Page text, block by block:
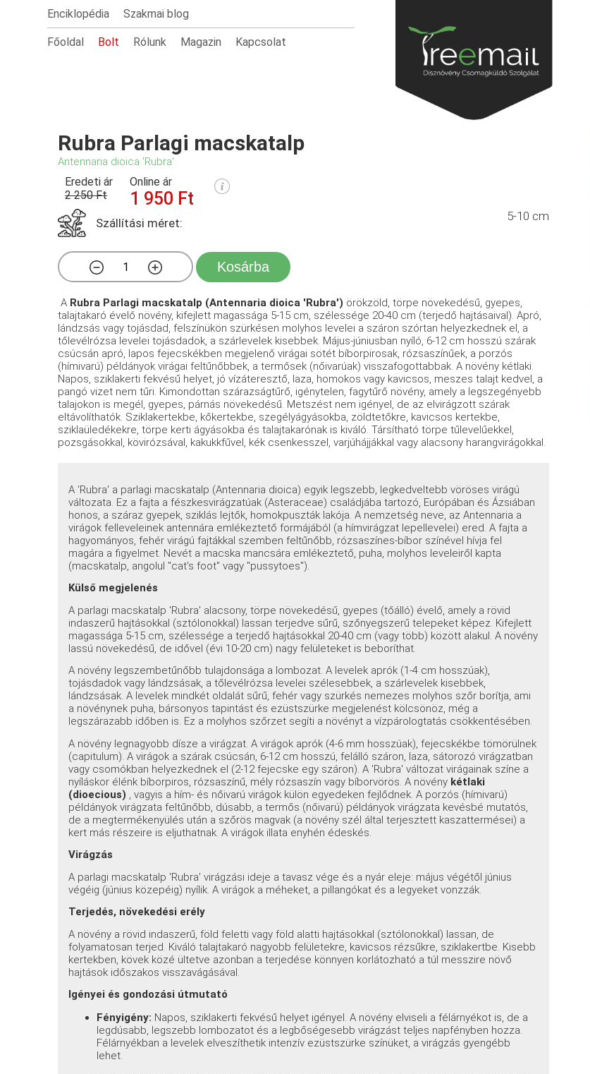
Enciklopédia Szakmai blog
Főoldal Bolt Rólunk Magazin Kapcsolat
Rubra Parlagi macskatalp
Antennaria dioica 'Rubra'
Eredeti ár
2 250 Ft
Online ár
1 950 Ft
Szállítási méret: 5-10 cm
Kosárba
A Rubra Parlagi macskatalp (Antennaria dioica 'Rubra') örökzöld, törpe növekedésű, gyepes,
talajtakaró évelő növény, kifejlett magassága 5-15 cm, szélessége 20-40 cm (terjedő hajtásaival). Apró,
lándzsás vagy tojásdad, felszínükön szürkésen molyhos levelei a száron szórtan helyezkednek el, a
tőlevélrózsa levelei tojásdadok, a szárlevelek kisebbek. Május-júniusban nyíló, 6-12 cm hosszú szárak
csúcsán apró, lapos fejecskékben megjelenő virágai sötét bíborpirosak, rózsaszínűek, a porzós
(hímivarú) példányok virágai feltűnőbbek, a termősek (nőivarúak) visszafogottabbak. A növény kétlaki.
Napos, sziklakerti fekvésű helyet, jó vízáteresztő, laza, homokos vagy kavicsos, meszes talajt kedvel, a
pangó vizet nem tűri. Kimondottan szárazságtűrő, igénytelen, fagytűrő növény, amely a legszegényebb
talajokon is megél, gyepes, párnás növekedésű. Metszést nem igényel, de az elvirágzott szárak
eltávolíthatók. Sziklakertekbe, kőkertekbe, szegélyágyásokba, zöldtetőkre, kavicsos kertekbe,
sziklaüledékekre, törpe kerti ágyásokba és talajtakarónak is kiváló. Társítható törpe tűlevelűekkel,
pozsgásokkal, kövirózsával, kakukkfűvel, kék csenkesszel, varjúhájjákkal vagy alacsony harangvirágokkal.
A 'Rubra' a parlagi macskatalp (Antennaria dioica) egyik legszebb, legkedveltebb vöröses virágú
változata. Ez a fajta a fészkesvirágzatúak (Asteraceae) családjába tartozó, Európában és Ázsiában
honos, a száraz gyepek, sziklás lejtők, homokpuszták lakója. A nemzetség neve, az Antennaria a
virágok felleveleinek antennára emlékeztető formájából (a hímvirágzat lepellevelei) ered. A fajta a
hagyományos, fehér virágú fajtákkal szemben feltűnőbb, rózsaszínes-bíbor színével hívja fel
magára a figyelmet. Nevét a macska mancsára emlékeztető, puha, molyhos leveleiről kapta
(macskatalp, angolul "cat's foot" vagy "pussytoes").
Külső megjelenés
A parlagi macskatalp 'Rubra' alacsony, törpe növekedésű, gyepes (tőálló) évelő, amely a rövid
indaszerű hajtásokkal (sztólonokkal) lassan terjedve sűrű, szőnyegszerű telepeket képez. Kifejlett
magassága 5-15 cm, szélessége a terjedő hajtásokkal 20-40 cm (vagy több) között alakul. A növény
lassú növekedésű, de idővel (évi 10-20 cm) nagy felületeket is beboríthat.
A növény legszembetűnőbb tulajdonsága a lombozat. A levelek aprók (1-4 cm hosszúak),
tojásdadok vagy lándzsásak, a tőlevélrózsa levelei szélesebbek, a szárlevelek kisebbek,
lándzsásak. A levelek mindkét oldalát sűrű, fehér vagy szürkés nemezes molyhos szőr borítja, ami
a növénynek puha, bársonyos tapintást és ezüstszürke megjelenést kölcsönöz, még a
legszárazabb időben is. Ez a molyhos szőrzet segíti a növényt a vízpárologtatás csökkentésében.
A növény legnagyobb dísze a virágzat. A virágok aprók (4-6 mm hosszúak), fejecskékbe tömörülnek
(capitulum). A virágok a szárak csúcsán, 6-12 cm hosszú, felálló száron, laza, sátorozó virágzatban
vagy csomókban helyezkednek el (2-12 fejecske egy száron). A 'Rubra' változat virágainak színe a
nyíláskor élénk bíborpiros, rózsaszínű, mély rózsaszín vagy bíborvörös. A növény kétlaki
(dioecious) , vagyis a hím- és nőivarú virágok külön egyedeken fejlődnek. A porzós (hímivarú)
példányok virágzata feltűnőbb, dúsabb, a termős (nőivarú) példányok virágzata kevésbé mutatós,
de a megtermékenyülés után a szőrös magvak (a növény szél által terjesztett kaszattermései) a
kert más részeire is eljuthatnak. A virágok illata enyhén édeskés.
Virágzás
A parlagi macskatalp 'Rubra' virágzási ideje a tavasz vége és a nyár eleje: május végétől június
végéig (június közepéig) nyílik. A virágok a méheket, a pillangókat és a legyeket vonzzák.
Terjedés, növekedési erély
A növény a rövid indaszerű, föld feletti vagy föld alatti hajtásokkal (sztólonokkal) lassan, de
folyamatosan terjed. Kiváló talajtakaró nagyobb felületekre, kavicsos rézsűkre, sziklakertbe. Kisebb
kertekben, kövek közé ültetve azonban a terjedése könnyen korlátozható a túl messzire növő
hajtások időszakos visszavágásával.
Igényei és gondozási útmutató
Fényigény: Napos, sziklakerti fekvésű helyet igényel. A növény elviseli a félárnyékot is, de a
legdúsabb, legszebb lombozatot és a legbőségesebb virágzást teljes napfényben hozza.
Félárnyékban a levelek elveszíthetik intenzív ezüstszürke színüket, a virágzás gyengébb
lehet.